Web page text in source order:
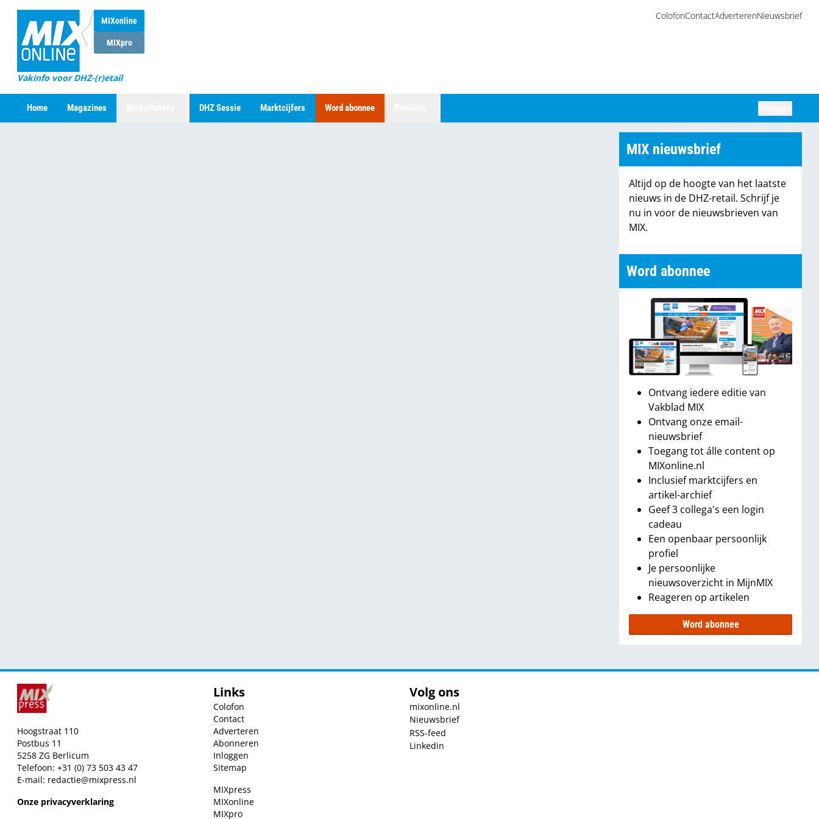
MIXonline
MIXpro
Vakinfo voor DHZ-(r)etail
ColofonContactAdverterenNieuwsbrief
Home Magazines DHZ Sessie Marktcijfers Word abonnee
MIX nieuwsbrief
Altijd op de hoogte van het laatste
nieuws in de DHZ-retail. Schrijf je
nu in voor de nieuwsbrieven van
MIX.
Word abonnee
Ontvang iedere editie van
Vakblad MIX
Ontvang onze email-
nieuwsbrief
Toegang tot álle content op
MIXonline.nl
Inclusief marktcijfers en
artikel-archief
Geef 3 collega's een login
cadeau
Een openbaar persoonlijk
profiel
Je persoonlijke
nieuwsoverzicht in MijnMIX
Reageren op artikelen
Word abonnee
Hoogstraat 110
Postbus 11
5258 ZG Berlicum
Telefoon: +31 (0) 73 503 43 47
E-mail: redactie@mixpress.nl
Onze privacyverklaring
Links
Colofon
Contact
Adverteren
Abonneren
Inloggen
Sitemap
MIXpress
MIXonline
MIXpro
Volg ons
mixonline.nl
Nieuwsbrief
RSS-feed
Linkedin